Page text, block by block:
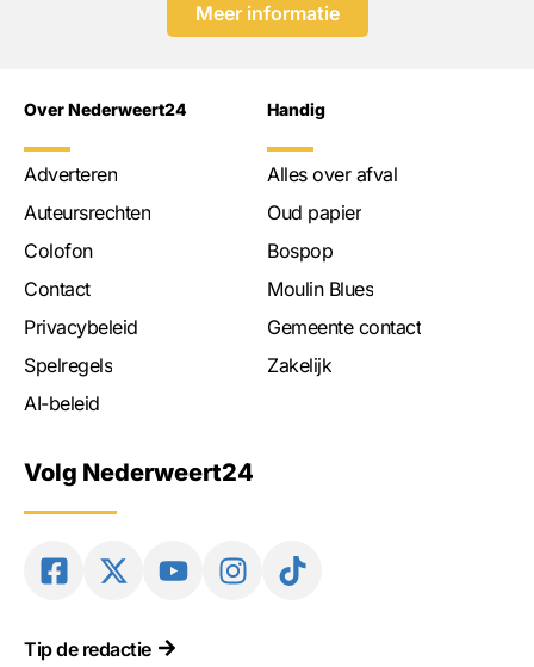
Meer informatie
Over Nederweert24
Adverteren
Auteursrechten
Colofon
Contact
Privacybeleid
Spelregels
AI-beleid
Handig
Alles over afval
Oud papier
Bospop
Moulin Blues
Gemeente contact
Zakelijk
Volg Nederweert24
Tip de redactie